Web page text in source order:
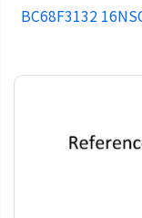
BC68F3132